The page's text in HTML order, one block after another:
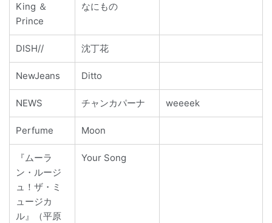
King ＆
Prince
なにもの
DISH// 沈丁花
NewJeans Ditto
NEWS チャンカパーナ weeeek
Perfume Moon
『ムーラ
ン・ルージ
ュ！ザ・ミ
ュージカ
ル』（平原
Your Song